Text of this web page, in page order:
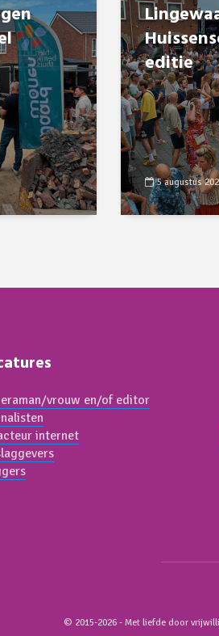
editie
5 augustus
vrouw en/of editor
internet
© 2015-2026 - Met liefde door